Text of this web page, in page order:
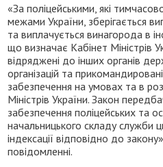
«За поліцейськими, які
межами України, зберігається
та виплачується винагорода в
що визначає Кабінет Міністрів
відряджені до інших органів
організацій та
забезпечення на умовах та в
Міністрів України. Закон
забезпечення поліцейських та
начальницького складу служби
індексації відповідно до
повідомленні.